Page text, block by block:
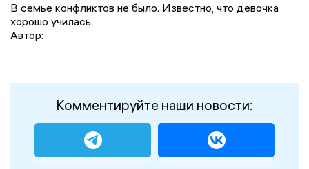
В семье конфликтов не было. Известно, что девочка
хорошо училась.
Автор:
Комментируйте наши новости: